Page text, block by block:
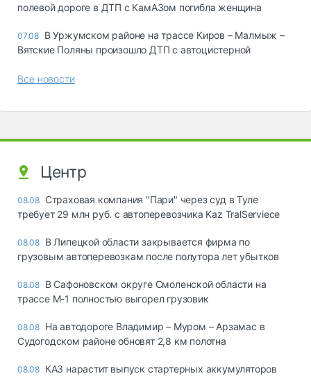
полевой дороге в ДТП с КамАЗом погибла женщина
07.08 В Уржумском районе на трассе Киров – Малмыж –
Вятские Поляны произошло ДТП с автоцистерной
Все новости
Центр
08.08 Страховая компания "Пари" через суд в Туле
требует 29 млн руб. с автоперевозчика Kaz TralServiece
08.08 В Липецкой области закрывается фирма по
грузовым автоперевозкам после полутора лет убытков
08.08 В Сафоновском округе Смоленской области на
трассе М-1 полностью выгорел грузовик
08.08 На автодороге Владимир – Муром – Арзамас в
Судогодском районе обновят 2,8 км полотна
08.08 КАЗ нарастит выпуск стартерных аккумуляторов